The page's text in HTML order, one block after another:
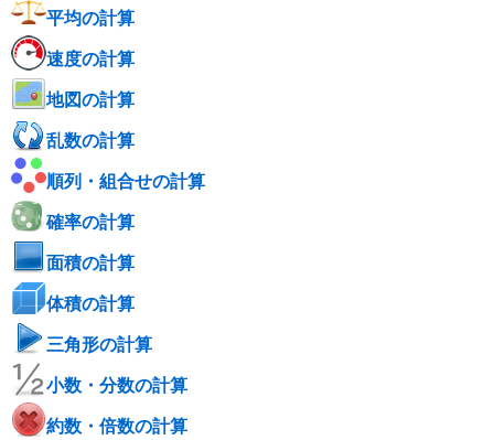
平均の計算
速度の計算
地図の計算
乱数の計算
順列・組合せの計算
確率の計算
面積の計算
体積の計算
三角形の計算
小数・分数の計算
約数・倍数の計算